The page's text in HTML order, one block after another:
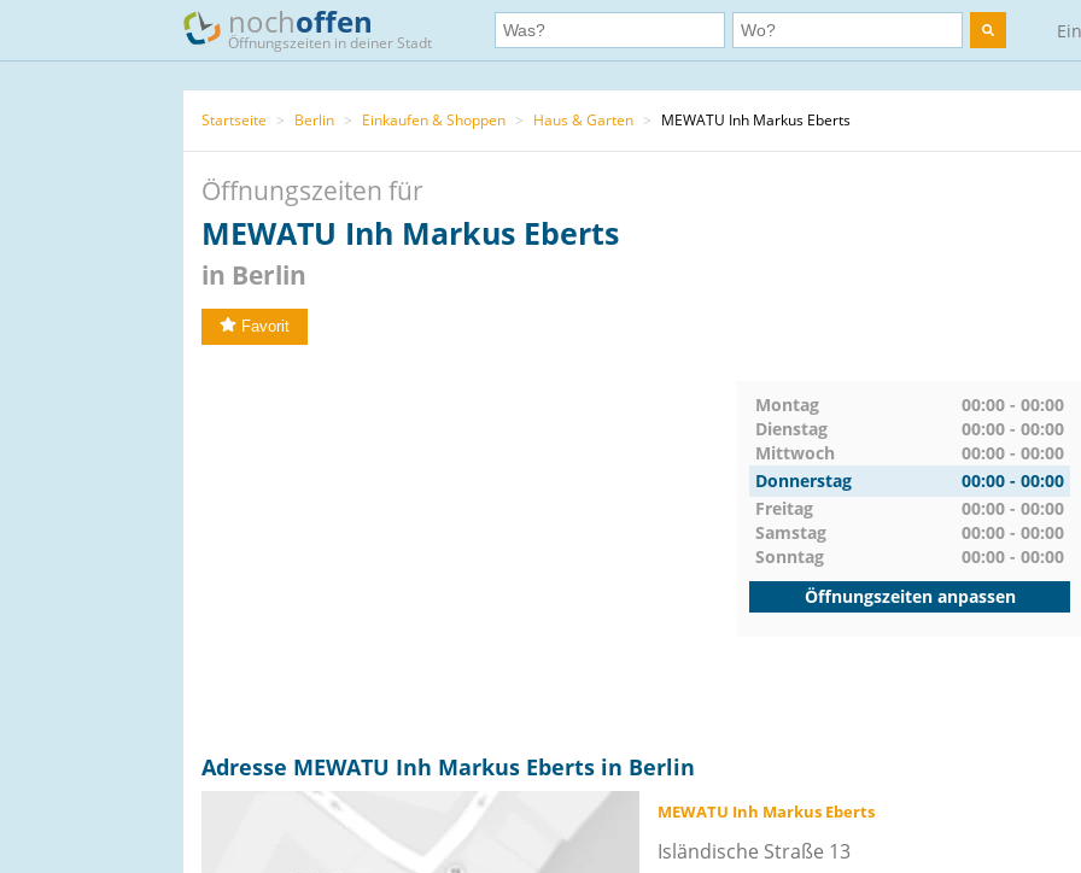
nochoffen
Öffnungszeiten in deiner Stadt
Startseite > Berlin > Einkaufen & Shoppen > Haus & Garten > MEWATU Inh Markus Eberts
Öffnungszeiten für
MEWATU Inh Markus Eberts
in Berlin
Favorit
Montag
00:00 - 00:00
Dienstag
00:00 - 00:00
Mittwoch
00:00 - 00:00
Donnerstag
00:00 - 00:00
Freitag
00:00 - 00:00
Samstag
00:00 - 00:00
Sonntag
00:00 - 00:00
Öffnungszeiten anpassen
Adresse MEWATU Inh Markus Eberts in Berlin
MEWATU Inh Markus Eberts
Isländische Straße 13